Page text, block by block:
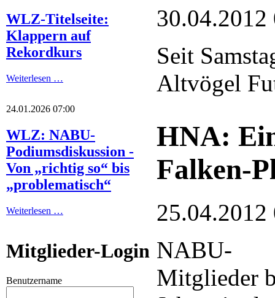
WLZ-Titelseite:
Klappern auf
Rekordkurs
Weiterlesen …
24.01.2026 07:00
WLZ: NABU-
Podiumsdiskussion -
Von „richtig so“ bis
„problematisch“
Weiterlesen …
Mitglieder-Login
Benutzername
30.04.2012
Seit
Altvögel
HNA:
Falken-
25.04.2012
NABU-
Mitglieder